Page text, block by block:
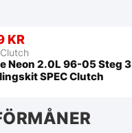
KR
Neon 2.0L 96-05 Steg 3
SPEC Clutch